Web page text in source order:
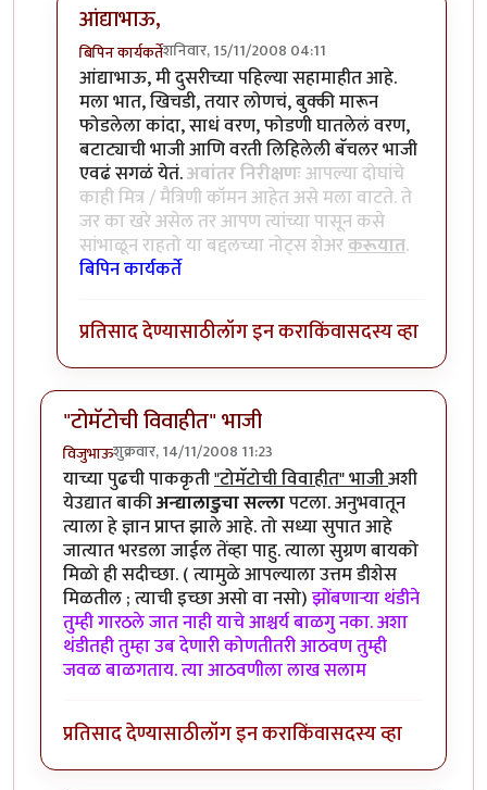
आंद्याभाऊ,
बिपिन कार्यकर्तेशनिवार, 15/11/2008 04:11
In reply toबिपिनकाकाbyआनंदयात्री
आंद्याभाऊ, मी दुसरीच्या पहिल्या सहामाहीत आहे.
मला भात, खिचडी, तयार लोणचं, बुक्की मारून
फोडलेला कांदा, साधं वरण, फोडणी घातलेलं वरण,
बटाट्याची भाजी आणि वरती लिहिलेली बॅचलर भाजी
एवढं सगळं येतं.अवांतर निरीक्षणःआपल्या दोघांचे
काही मित्र / मैत्रिणी कॉमन आहेत असे मला वाटते. ते
जर का खरे असेल तर आपण त्यांच्या पासून कसे
सांभाळून राहतो या बद्दलच्या नोट्स शेअरकरूयात.
बिपिन कार्यकर्ते
प्रतिसाद देण्यासाठीलॉग इन कराकिंवासदस्य व्हा
"टोमॅटोची विवाहीत" भाजी
विजुभाऊशुक्रवार, 14/11/2008 11:23
याच्या पुढची पाककृती"टोमॅटोची विवाहीत" भाजीअशी
येउद्यात बाकीअन्द्यालाडुचा सल्लापटला. अनुभवातून
त्याला हे ज्ञान प्राप्त झाले आहे. तो सध्या सुपात आहे
जात्यात भरडला जाईल तेंव्हा पाहु. त्याला सुग्रण बायको
मिळो ही सदीच्छा. ( त्यामुळे आपल्याला उत्तम डीशेस
मिळतील ; त्याची इच्छा असो वा नसो)झोंबणार्‍या थंडीने
तुम्ही गारठले जात नाही याचे आश्चर्य बाळगु नका. अशा
थंडीतही तुम्हा उब देणारी कोणतीतरी आठवण तुम्ही
जवळ बाळगताय. त्या आठवणीला लाख सलाम
प्रतिसाद देण्यासाठीलॉग इन कराकिंवासदस्य व्हा